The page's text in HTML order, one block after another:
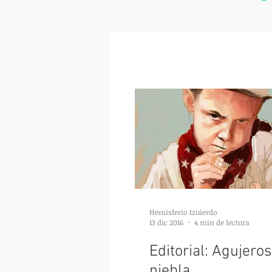
Hemisferio Izuierdo
13 dic 2016
4 min de lectura
Editorial: